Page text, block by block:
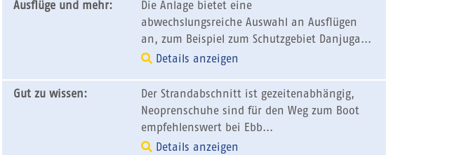
Ausflüge und mehr:
Die Anlage bietet eine
abwechslungsreiche Auswahl an Ausflügen
an, zum Beispiel zum Schutzgebiet Danjuga...
Details anzeigen
Gut zu wissen:
Der Strandabschnitt ist gezeitenabhängig,
Neoprenschuhe sind für den Weg zum Boot
empfehlenswert bei Ebb...
Details anzeigen